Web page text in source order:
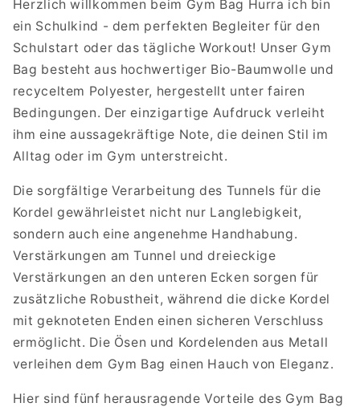
Herzlich willkommen beim Gym Bag Hurra ich bin
ein Schulkind - dem perfekten Begleiter für den
Schulstart oder das tägliche Workout! Unser Gym
Bag besteht aus hochwertiger Bio-Baumwolle und
recyceltem Polyester, hergestellt unter fairen
Bedingungen. Der einzigartige Aufdruck verleiht
ihm eine aussagekräftige Note, die deinen Stil im
Alltag oder im Gym unterstreicht.
Die sorgfältige Verarbeitung des Tunnels für die
Kordel gewährleistet nicht nur Langlebigkeit,
sondern auch eine angenehme Handhabung.
Verstärkungen am Tunnel und dreieckige
Verstärkungen an den unteren Ecken sorgen für
zusätzliche Robustheit, während die dicke Kordel
mit geknoteten Enden einen sicheren Verschluss
ermöglicht. Die Ösen und Kordelenden aus Metall
verleihen dem Gym Bag einen Hauch von Eleganz.
Hier sind fünf herausragende Vorteile des Gym Bag